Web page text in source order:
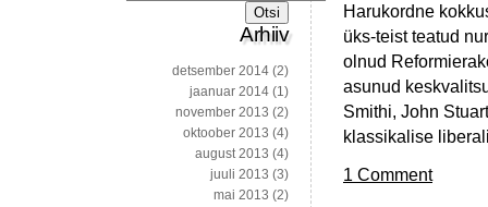
Harukordne
üks-teist teatud
olnud
asunud
Smithi, John
klassikalise
1 Comment
Arhiiv
detsember 2014 (2)
jaanuar 2014 (1)
november 2013 (2)
oktoober 2013 (4)
august 2013 (4)
juuli 2013 (3)
mai 2013 (2)